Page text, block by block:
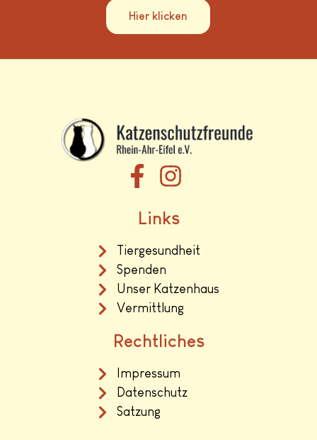
Hier klicken
Links
Tiergesundheit
Spenden
Unser Katzenhaus
Vermittlung
Rechtliches
Impressum
Datenschutz
Satzung